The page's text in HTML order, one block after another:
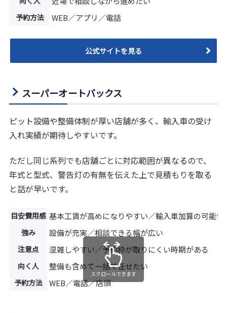
予約方法 WEB／アプリ／電話
公式サイトを見る
スーパーオートバックス
ピット設備や整備体制が厚い店舗が多く、輸入車の受け
入れ実績が期待しやすいです。
ただし同じ系列でも店舗ごとに対応範囲が異なるので、
年式と型式、警告灯の有無を伝えた上で見積もりを取る
と話が早いです。
目安費用感 基本工賃が高めになりやすい／輸入車加算の可能性
強み 設備が充実／相談できる幅が広い
注意点 混雑しやすい／予約枠が取りにくい時期がある
向く人 整備も含めて一括で任せたい
予約方法 WEB／電話／店頭
スクロールできます